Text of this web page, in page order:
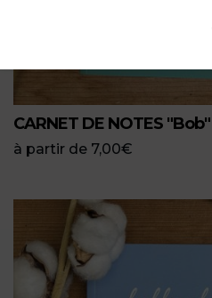
CARNET DE NOTES "Bob"
à partir de 7,00€